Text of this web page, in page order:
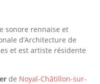
sonore rennaise et
d’Architecture de
et est artiste résidente
de Noyal-Châtillon-sur-